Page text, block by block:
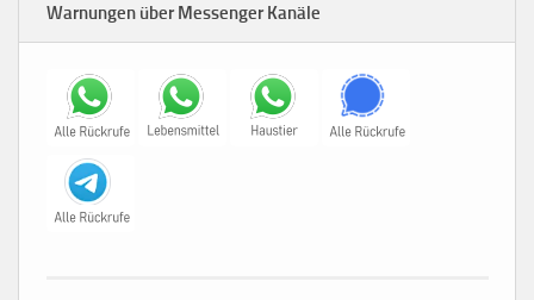
Warnungen über Messenger Kanäle